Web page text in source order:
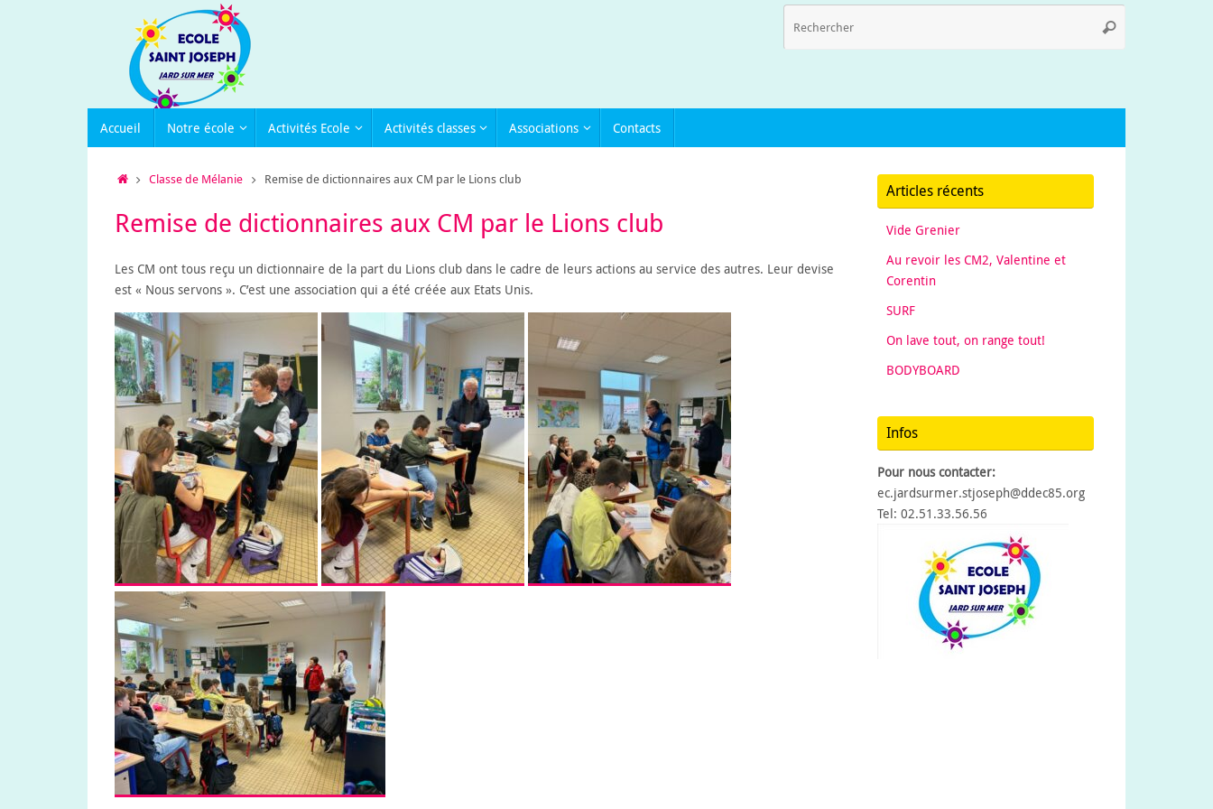
Rechercher
Accueil Notre école Activités Ecole Activités classes Associations Contacts
Accueil
Classe de Mélanie Remise de dictionnaires aux CM par le Lions club
Remise de dictionnaires aux CM par le Lions club
Les CM ont tous reçu un dictionnaire de la part du Lions club dans le cadre de leurs actions au service des autres. Leur devise
est « Nous servons ». C’est une association qui a été créée aux Etats Unis.
Articles récents
Vide Grenier
Au revoir les CM2, Valentine et
Corentin
SURF
On lave tout, on range tout!
BODYBOARD
Infos
Pour nous contacter:
ec.jardsurmer.stjoseph@ddec85.org
Tel: 02.51.33.56.56